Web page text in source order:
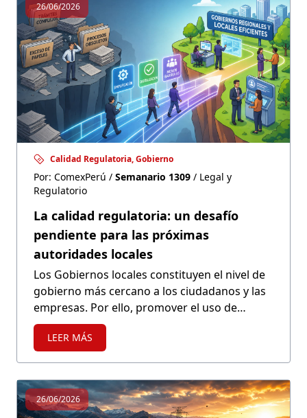
26/06/2026
Calidad Regulatoria, Gobierno
Por: ComexPerú / Semanario 1309 / Legal y
Regulatorio
La calidad regulatoria: un desafío
pendiente para las próximas
autoridades locales
Los Gobiernos locales constituyen el nivel de
gobierno más cercano a los ciudadanos y las
empresas. Por ello, promover el uso de
herramientas de mejora regulatoria para
contar con normativa clara y eficiente resulta
LEER MÁS
26/06/2026